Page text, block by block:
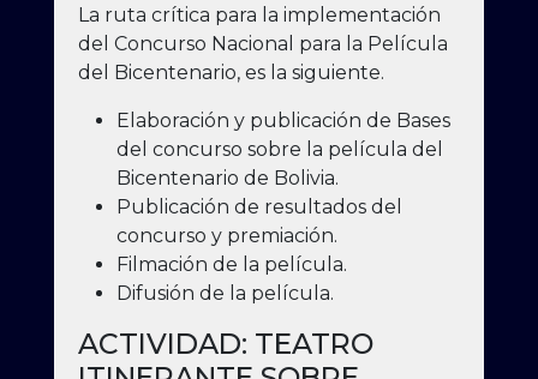
La ruta crítica para la implementación
del Concurso Nacional para la Película
del Bicentenario, es la siguiente.
Elaboración y publicación de Bases
del concurso sobre la película del
Bicentenario de Bolivia.
Publicación de resultados del
concurso y premiación.
Filmación de la película.
Difusión de la película.
ACTIVIDAD: TEATRO